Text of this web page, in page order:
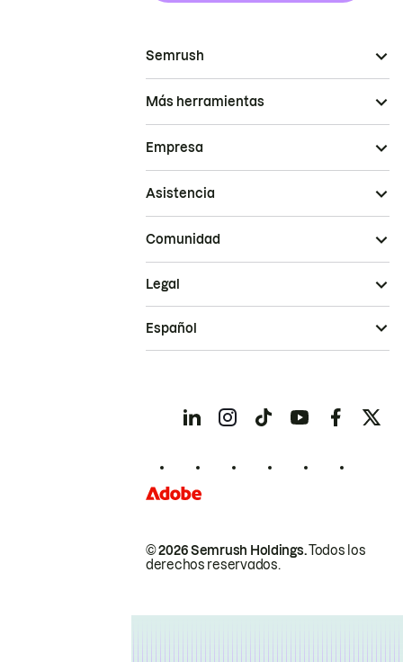
Semrush
Más herramientas
Empresa
Asistencia
Comunidad
© 2026 Semrush Holdings.Todos los
derechos reservados.
Legal
Español